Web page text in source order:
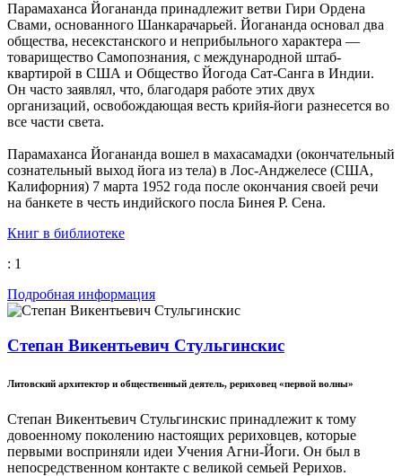
Парамаханса Йогананда принадлежит ветви Гири Ордена
Свами, основанного Шанкарачарьей. Йогананда основал два
общества, несекстанского и неприбыльного характера —
товарищество Самопознания, с международной штаб-
квартирой в США и Общество Йогода Сат-Санга в Индии.
Он часто заявлял, что, благодаря работе этих двух
организаций, освобождающая весть крийя-йоги разнесется во
все части света.
Парамаханса Йогананда вошел в махасамадхи (окончательный
сознательный выход йога из тела) в Лос-Анджелесе (США,
Калифорния) 7 марта 1952 года после окончания своей речи
на банкете в честь индийского посла Бинея Р. Сена.
Книг в библиотеке
: 1
Подробная информация
Степан Викентьевич Стульгинскис
Литовский архитектор и общественный деятель, рериховец «первой волны»
Степан Викентьевич Стульгинскис принадлежит к тому
довоенному поколению настоящих рериховцев, которые
первыми восприняли идеи Учения Агни-Йоги. Он был в
непосредственном контакте с великой семьей Рерихов.